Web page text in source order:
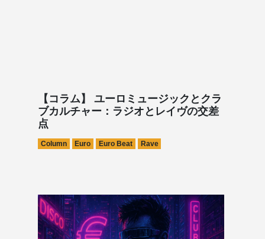
【コラム】 ユーロミュージックとクラ
ブカルチャー：ラジオとレイヴの交差
点
Column Euro Euro Beat Rave